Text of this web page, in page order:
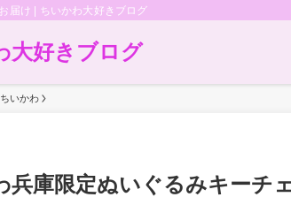
届け | ちいかわ大好きブログ
大好きブログ
いかわ
兵庫限定ぬいぐるみキーチ